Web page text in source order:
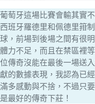
葡萄牙這場比賽會輸其實
西班牙羅德里和佩德里箝
球，前場到後場之間有很
體力不足，而且在禁區裡
位傳奇沒能在最後一場送
獻的數據表現，我認為已
滿多感動與不捨，不過只
是最好的傳奇下莊！